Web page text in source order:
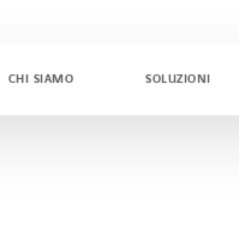
CHI SIAMO SOLUZIONI